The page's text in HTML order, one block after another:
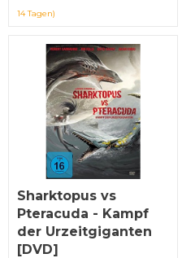
14 Tagen)
Sharktopus vs
Pteracuda - Kampf
der Urzeitgiganten
[DVD]